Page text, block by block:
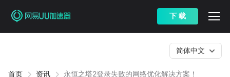
下 载
首页 资讯 永恒之塔2登录失败的网络优化解决方案！
简体中文